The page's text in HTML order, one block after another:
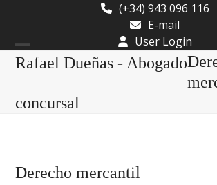
content
(+34) 943 096 116
E-mail
User Login
Rafael Dueñas - Abogado
Open
menu
Close
menu
concursal
Derecho mercantil